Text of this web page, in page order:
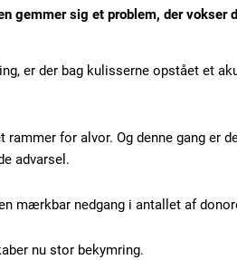
gemmer sig et problem, der vokser
er der bag kulisserne opstået et
for alvor. Og denne gang er
advarsel.
mærkbar nedgang i antallet af
nu stor bekymring.